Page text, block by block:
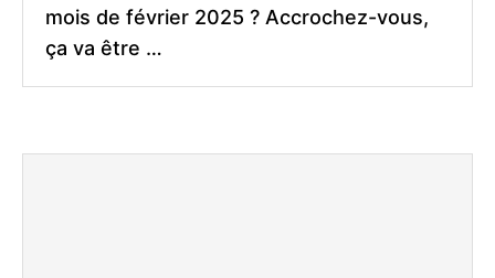
mois de février 2025 ? Accrochez-vous,
ça va être …